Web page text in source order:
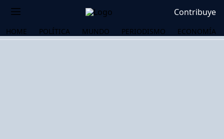
Contribuye
HOME POLÍTICA MUNDO PERIODISMO ECONOMÍA